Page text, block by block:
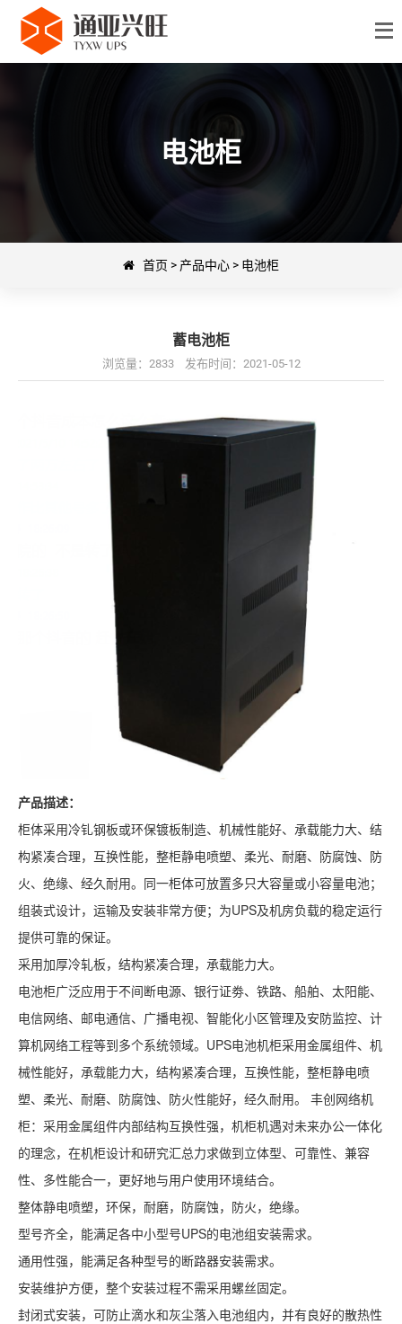
电池柜
首页 > 产品中心 > 电池柜
蓄电池柜
浏览量：2833 发布时间：2021-05-12
产品描述：
柜体采用冷钆钢板或环保镀板制造、机械性能好、承载能力大、结
构紧凑合理，互换性能，整柜静电喷塑、柔光、耐磨、防腐蚀、防
火、绝缘、经久耐用。同一柜体可放置多只大容量或小容量电池；
组装式设计，运输及安装非常方便；为UPS及机房负载的稳定运行
提供可靠的保证。
采用加厚冷轧板，结构紧凑合理，承载能力大。
电池柜广泛应用于不间断电源、银行证劵、铁路、船舶、太阳能、
电信网络、邮电通信、广播电视、智能化小区管理及安防监控、计
算机网络工程等到多个系统领域。UPS电池机柜采用金属组件、机
械性能好，承载能力大，结构紧凑合理，互换性能，整柜静电喷
塑、柔光、耐磨、防腐蚀、防火性能好，经久耐用。 丰创网络机
柜：采用金属组件内部结构互换性强，机柜机遇对未来办公一体化
的理念，在机柜设计和研究汇总力求做到立体型、可靠性、兼容
性、多性能合一，更好地与用户使用环境结合。
整体静电喷塑，环保，耐磨，防腐蚀，防火，绝缘。
型号齐全，能满足各中小型号UPS的电池组安装需求。
通用性强，能满足各种型号的断路器安装需求。
安装维护方便，整个安装过程不需采用螺丝固定。
封闭式安装，可防止滴水和灰尘落入电池组内，并有良好的散热性